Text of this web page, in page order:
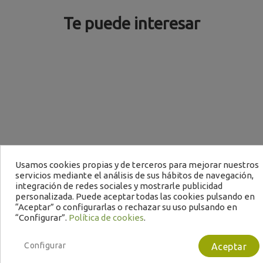
Te puede interesar
Usamos cookies propias y de terceros para mejorar nuestros
servicios mediante el análisis de sus hábitos de navegación,
integración de redes sociales y mostrarle publicidad
personalizada. Puede aceptar todas las cookies pulsando en
“Aceptar” o configurarlas o rechazar su uso pulsando en
“Configurar”. Política de cookies.
Aceptar
Configurar